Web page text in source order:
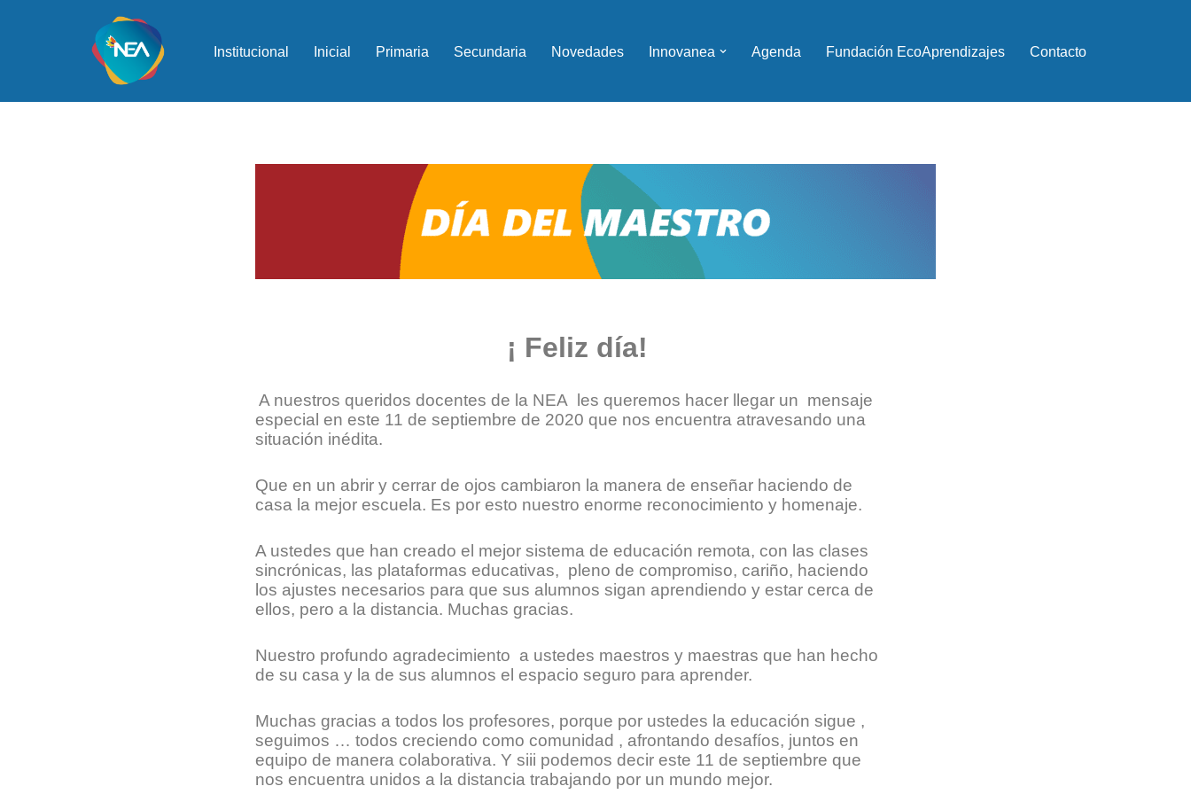
Institucional Inicial Primaria Secundaria Novedades Innovanea Agenda Fundación EcoAprendizajes Contacto
¡ Feliz día!
A nuestros queridos docentes de la NEA les queremos hacer llegar un mensaje
especial en este 11 de septiembre de 2020 que nos encuentra atravesando una
situación inédita.
Que en un abrir y cerrar de ojos cambiaron la manera de enseñar haciendo de
casa la mejor escuela. Es por esto nuestro enorme reconocimiento y homenaje.
A ustedes que han creado el mejor sistema de educación remota, con las clases
sincrónicas, las plataformas educativas, pleno de compromiso, cariño, haciendo
los ajustes necesarios para que sus alumnos sigan aprendiendo y estar cerca de
ellos, pero a la distancia. Muchas gracias.
Nuestro profundo agradecimiento a ustedes maestros y maestras que han hecho
de su casa y la de sus alumnos el espacio seguro para aprender.
Muchas gracias a todos los profesores, porque por ustedes la educación sigue ,
seguimos … todos creciendo como comunidad , afrontando desafíos, juntos en
equipo de manera colaborativa. Y siii podemos decir este 11 de septiembre que
nos encuentra unidos a la distancia trabajando por un mundo mejor.